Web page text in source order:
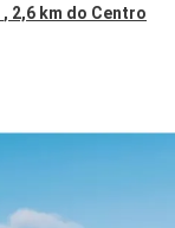
, 2,6 km do Centro